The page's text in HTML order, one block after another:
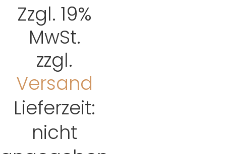
Zzgl. 19%
MwSt.
zzgl.
Versand
Lieferzeit:
nicht